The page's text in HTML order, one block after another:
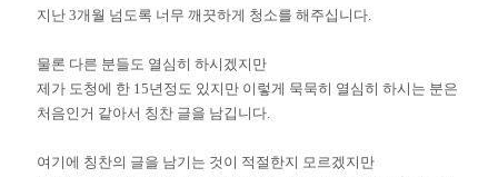
지난 3개월 넘도록 너무 깨끗하게 청소를 해주십니다.
물론 다른 분들도 열심히 하시겠지만
제가 도청에 한 15년정도 있지만 이렇게 묵묵히 열심히 하시는 분은
처음인거 같아서 칭찬 글을 남깁니다.
여기에 칭찬의 글을 남기는 것이 적절한지 모르겠지만